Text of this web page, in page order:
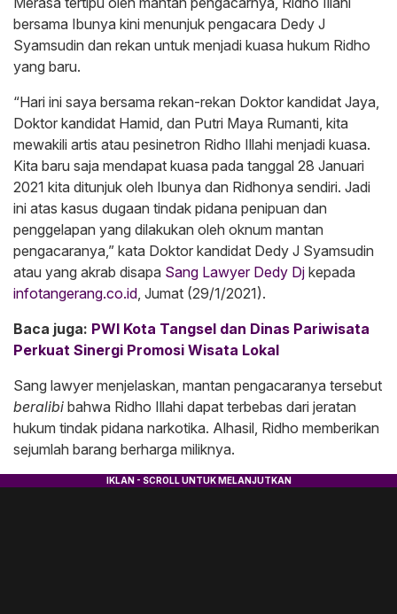
bersama Ibunya kini menunjuk pengacara Dedy J
Syamsudin dan rekan untuk menjadi kuasa hukum Ridho
yang baru.
“Hari ini saya bersama rekan-rekan Doktor kandidat Jaya,
Doktor kandidat Hamid, dan Putri Maya Rumanti, kita
mewakili artis atau pesinetron Ridho Illahi menjadi kuasa.
Kita baru saja mendapat kuasa pada tanggal 28 Januari
2021 kita ditunjuk oleh Ibunya dan Ridhonya sendiri. Jadi
ini atas kasus dugaan tindak pidana penipuan dan
penggelapan yang dilakukan oleh oknum mantan
pengacaranya,” kata Doktor kandidat Dedy J Syamsudin
atau yang akrab disapa Sang Lawyer Dedy Dj kepada
infotangerang.co.id, Jumat (29/1/2021).
Baca juga: PWI Kota Tangsel dan Dinas Pariwisata
Perkuat Sinergi Promosi Wisata Lokal
Sang lawyer menjelaskan, mantan pengacaranya tersebut
beralibi bahwa Ridho Illahi dapat terbebas dari jeratan
hukum tindak pidana narkotika. Alhasil, Ridho memberikan
sejumlah barang berharga miliknya.